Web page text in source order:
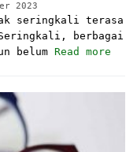
2023
seringkali terasa
berbagai
belum Read more